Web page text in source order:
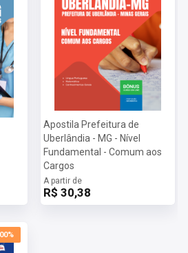
Apostila Prefeitura de
Uberlândia - MG - Nível
Fundamental - Comum aos
Cargos
A partir de
R$ 30,38